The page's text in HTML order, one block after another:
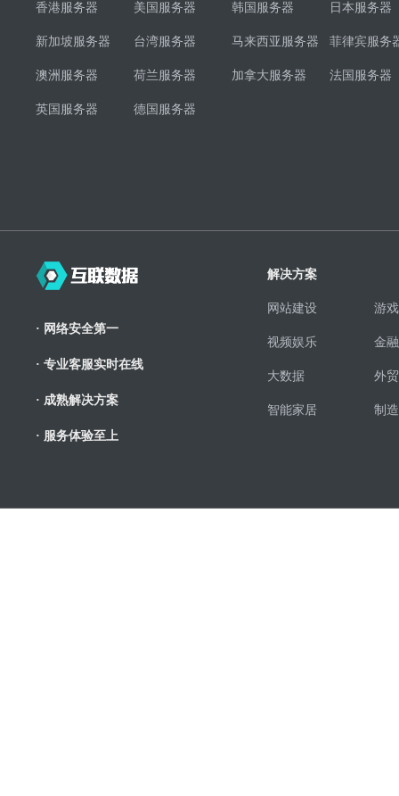
香港服务器 美国服务器 韩国服务器 日本服务器
新加坡服务器 台湾服务器 马来西亚服务器 菲律宾服务
澳洲服务器 荷兰服务器 加拿大服务器 法国服务器
英国服务器 德国服务器
· 网络安全第一
· 专业客服实时在线
· 成熟解决方案
· 服务体验至上
解决方案
网站建设 游
视频娱乐 金
大数据 外
智能家居 制